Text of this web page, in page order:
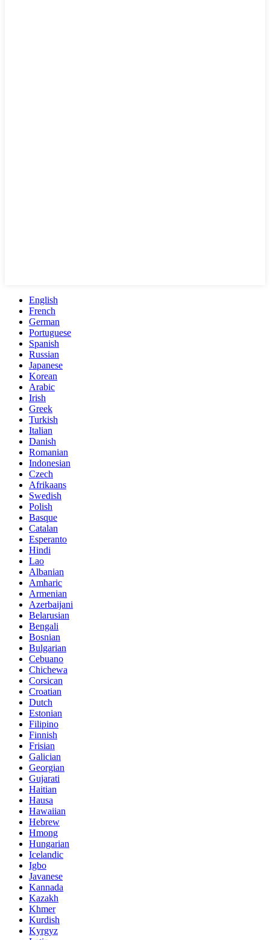
English
French
German
Portuguese
Spanish
Russian
Japanese
Korean
Arabic
Irish
Greek
Turkish
Italian
Danish
Romanian
Indonesian
Czech
Afrikaans
Swedish
Polish
Basque
Catalan
Esperanto
Hindi
Lao
Albanian
Amharic
Armenian
Azerbaijani
Belarusian
Bengali
Bosnian
Bulgarian
Cebuano
Chichewa
Corsican
Croatian
Dutch
Estonian
Filipino
Finnish
Frisian
Galician
Georgian
Gujarati
Haitian
Hausa
Hawaiian
Hebrew
Hmong
Hungarian
Icelandic
Igbo
Javanese
Kannada
Kazakh
Khmer
Kurdish
Kyrgyz